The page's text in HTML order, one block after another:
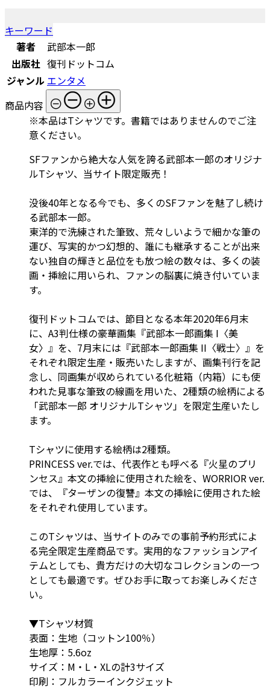
キーワード
著者
武部本一郎
出版社 復刊ドットコム
ジャンル エンタメ
商品内容
※本品はTシャツです。書籍ではありませんのでご注
意ください。
SFファンから絶大な人気を誇る武部本一郎のオリジナ
ルTシャツ、当サイト限定販売！
没後40年となる今でも、多くのSFファンを魅了し続け
る武部本一郎。
東洋的で洗練された筆致、荒々しいようで細かな筆の
運び、写実的かつ幻想的、誰にも継承することが出来
ない独自の輝きと品位をも放つ絵の数々は、多くの装
画・挿絵に用いられ、ファンの脳裏に焼き付いていま
す。
復刊ドットコムでは、節目となる本年2020年6月末
に、A3判仕様の豪華画集『武部本一郎画集 I〈美
女〉』を、7月末には『武部本一郎画集 II〈戦士〉』を
それぞれ限定生産・販売いたしますが、画集刊行を記
念し、同画集が収められている化粧箱（内箱）にも使
われた見事な筆致の線画を用いた、2種類の絵柄による
「武部本一郎 オリジナルTシャツ」を限定生産いたし
ます。
Tシャツに使用する絵柄は2種類。
PRINCESS ver.では、代表作とも呼べる『火星のプリ
ンセス』本文の挿絵に使用された絵を、WORRIOR ver.
では、『ターザンの復讐』本文の挿絵に使用された絵
をそれぞれ使用しています。
このTシャツは、当サイトのみでの事前予約形式によ
る完全限定生産商品です。実用的なファッションアイ
テムとしても、貴方だけの大切なコレクションの一つ
としても最適です。ぜひお手に取ってお楽しみくださ
い。
▼Tシャツ材質
表面：生地（コットン100％）
生地厚：5.6oz
サイズ：M・L・XLの計3サイズ
印刷：フルカラーインクジェット